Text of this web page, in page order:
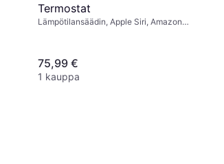
Termostat
Lämpötilansäädin, Apple Siri, Amazon
75,99 €
1 kauppa